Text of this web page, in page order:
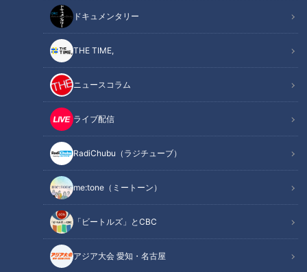
ドキュメンタリー
THE TIME,
ニュースコラム
ライブ配信
RadiChubu（ラジチューブ）
me:tone（ミートーン）
「ビートルズ」とCBC
アジア大会 愛知・名古屋
この記事を見たあなたへのおすすめ
「田島は9回しかできない」